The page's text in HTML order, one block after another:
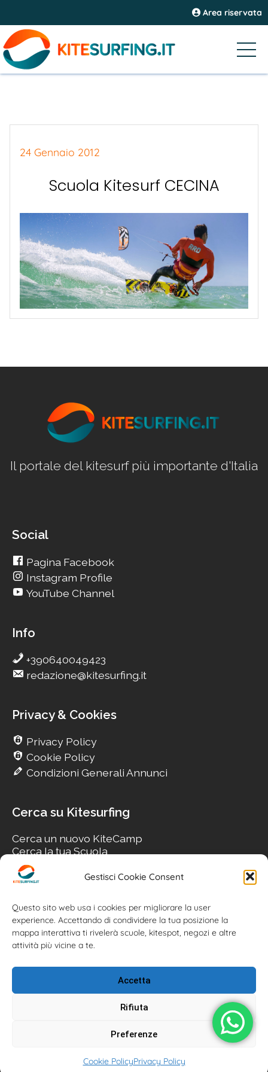
Gestisci Cookie Consent
Questo sito web usa i cookies per migliorare la user
experience. Accettando di condividere la tua posizione la
mappa interattiva ti rivelerà scuole, kitespot, negozi e altre
attività più vicine a te.
Accetta
Rifiuta
Preferenze
Cookie PolicyPrivacy Policy
Area riservata
24 Gennaio 2012
Scuola Kitesurf CECINA
Il portale del kitesurf più importante d'Italia
Social
Pagina Facebook
Instagram Profile
YouTube Channel
Info
+390640049423
redazione@kitesurfing.it
Privacy & Cookies
Privacy Policy
Cookie Policy
Condizioni Generali Annunci
Cerca su Kitesurfing
Cerca un nuovo KiteCamp
Cerca la tua Scuola
Cerca il tuo KiteSpot
Cerca Accommodation
Cerca il tuo Usato
Kitesurfing powered by Associazione Kitesurf Italiana